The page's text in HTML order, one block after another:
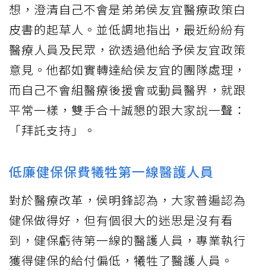
想，澄清自己不會是弟弟侯友宜醫療政策白
皮書的起草人。並低調地指出，最近紛紛有
醫療人員及民眾，欲透過他給予侯友宜政策
意見。他都如實轉達給侯友宜的團隊處理，
而自己不會組醫療後援會或動員醫界，就跟
平常一樣，雙手合十誠懇的跟大家說一聲：
「拜託支持」。
低廉健保保費犧牲第一線醫護人員
對於醫療改革，侯明鋒認為，大家普遍認為
健保做得好，但有個很大的迷思是沒有看
到，健保虧待第一線的醫護人員，專業執行
獲得健保的給付偏低，犧牲了醫護人員。